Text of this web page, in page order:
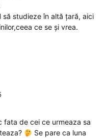
studieze în altă țară, aici
ce se și vrea.
fata de cei ce urmeaza sa
Se pare ca luna